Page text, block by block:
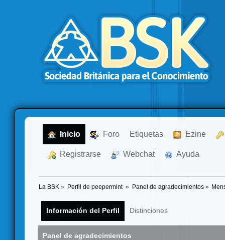
Inicio Foro Etiquetas Ezine
Registrarse Webchat Ayuda
La BSK » Perfil de peepermint » Panel de agradecimientos»
Información del Perfil Distinciones
Panel de agradecimientos